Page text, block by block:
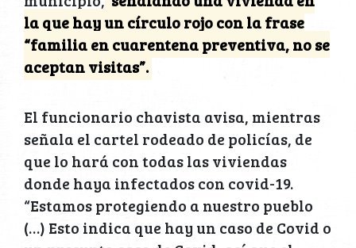
la que hay un círculo rojo con la frase
“familia en cuarentena preventiva, no se
aceptan visitas”.
El funcionario chavista avisa, mientras
señala el cartel rodeado de policías, de
que lo hará con todas las viviendas
donde haya infectados con covid-19.
“Estamos protegiendo a nuestro pueblo
(…) Esto indica que hay un caso de Covid o